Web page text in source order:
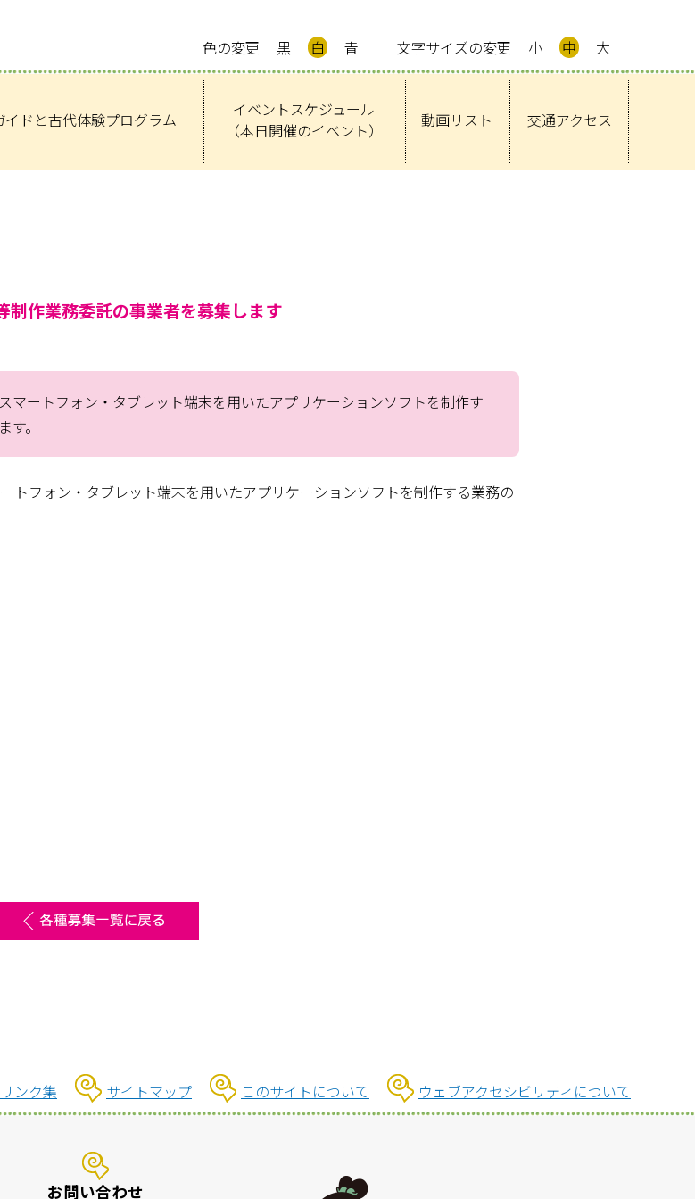
文字サイズの変更 小 中 大
色の変更 黒 白 青
イドと古代体験プログラム
イベントスケジュール
（本日開催のイベント）
動画リスト 交通アクセス
作業務委託の事業者を募集します
マートフォン・タブレット端末を用いたアプリケーションソフトを制作す
。
トフォン・タブレット端末を用いたアプリケーションソフトを制作する業務の
リンク集 サイトマップ このサイトについて ウェブアクセシビリティについて
お問い合わせ